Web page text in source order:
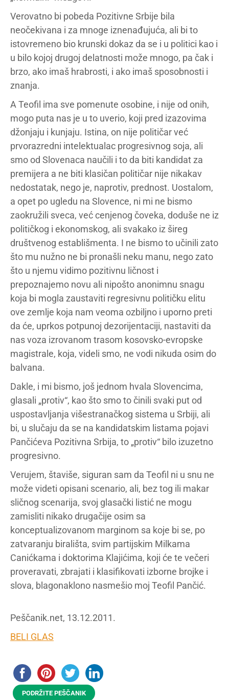
Verovatno bi pobeda Pozitivne Srbije bila
neočekivana i za mnoge iznenađujuća, ali bi to
istovremeno bio krunski dokaz da se i u politici kao i
u bilo kojoj drugoj delatnosti može mnogo, pa čak i
brzo, ako imaš hrabrosti, i ako imaš sposobnosti i
znanja.
A Teofil ima sve pomenute osobine, i nije od onih,
mogo puta nas je u to uverio, koji pred izazovima
džonjaju i kunjaju. Istina, on nije političar već
prvorazredni intelektualac progresivnog soja, ali
smo od Slovenaca naučili i to da biti kandidat za
premijera a ne biti klasičan političar nije nikakav
nedostatak, nego je, naprotiv, prednost. Uostalom,
a opet po ugledu na Slovence, ni mi ne bismo
zaokružili sveca, već cenjenog čoveka, doduše ne iz
političkog i ekonomskog, ali svakako iz šireg
društvenog establišmenta. I ne bismo to učinili zato
što mu nužno ne bi pronašli neku manu, nego zato
što u njemu vidimo pozitivnu ličnost i
prepoznajemo novu ali nipošto anonimnu snagu
koja bi mogla zaustaviti regresivnu političku elitu
ove zemlje koja nam veoma ozbiljno i uporno preti
da će, uprkos potpunoj dezorijentaciji, nastaviti da
nas voza izrovanom trasom kosovsko-evropske
magistrale, koja, videli smo, ne vodi nikuda osim do
balvana.
Dakle, i mi bismo, još jednom hvala Slovencima,
glasali „protiv“, kao što smo to činili svaki put od
uspostavljanja višestranačkog sistema u Srbiji, ali
bi, u slučaju da se na kandidatskim listama pojavi
Pančićeva Pozitivna Srbija, to „protiv“ bilo izuzetno
progresivno.
Verujem, štaviše, siguran sam da Teofil ni u snu ne
može videti opisani scenario, ali, bez tog ili makar
sličnog scenarija, svoj glasački listić ne mogu
zamisliti nikako drugačije osim sa
konceptualizovanom marginom sa koje bi se, po
zatvaranju birališta, svim partijskim Milkama
Canićkama i doktorima Klajićima, koji će te večeri
proveravati, zbrajati i klasifikovati izborne brojke i
slova, blagonaklono nasmešio moj Teofil Pančić.
Peščanik.net, 13.12.2011.
BELI GLAS
PODRŽITE PEŠČANIK